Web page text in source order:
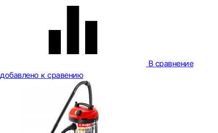
В сравнение
добавлено к сравению